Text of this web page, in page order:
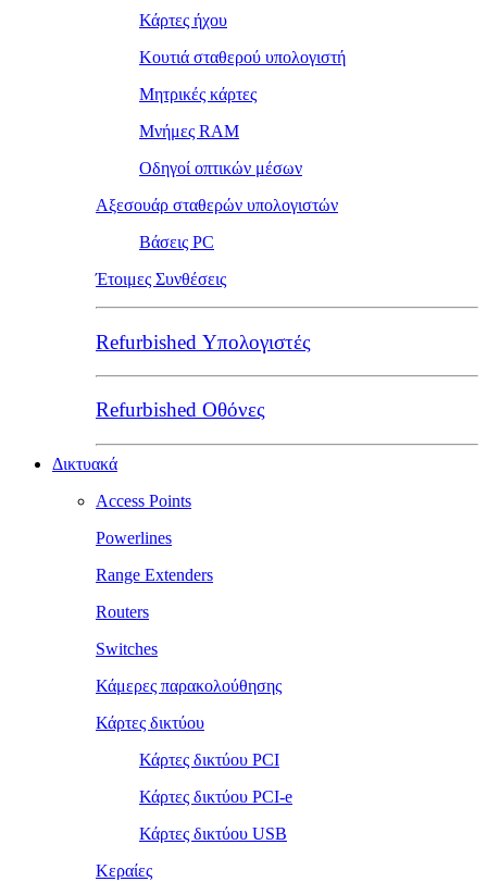
Κάρτες ήχου
Κουτιά σταθερού υπολογιστή
Μητρικές κάρτες
Μνήμες RAM
Οδηγοί οπτικών μέσων
Αξεσουάρ σταθερών υπολογιστών
Βάσεις PC
Έτοιμες Συνθέσεις
Refurbished Υπολογιστές
Refurbished Οθόνες
Δικτυακά
Access Points
Powerlines
Range Extenders
Routers
Switches
Κάμερες παρακολούθησης
Κάρτες δικτύου
Κάρτες δικτύου PCI
Κάρτες δικτύου PCI-e
Κάρτες δικτύου USB
Κεραίες